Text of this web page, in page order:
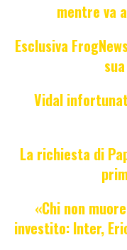
mentre va
Esclusiva
Vidal
La richiesta di
«Chi non
investito: Inter,